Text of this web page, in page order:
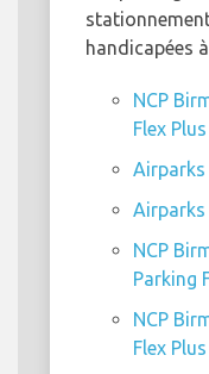
handicapées
NCP
Flex Plus
Airparks
Airparks
NCP
Parking
NCP
Flex Plus